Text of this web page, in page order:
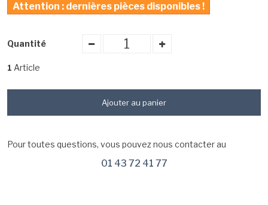
Attention : dernières pièces disponibles !
Quantité
1 Article
Ajouter au panier
Pour toutes questions, vous pouvez nous contacter au
01 43 72 41 77